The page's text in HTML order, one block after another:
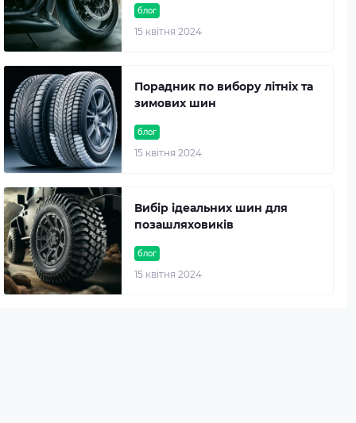
блог
15 квітня 2024
блог
15 квітня 2024
Порадник по вибору літніх та
зимових шин
блог
15 квітня 2024
Вибір ідеальних шин для
позашляховиків